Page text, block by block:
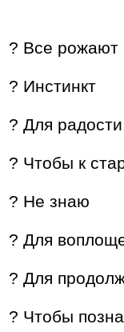
? Все рожают
? Инстинкт
? Для
? Чтобы к
? Не знаю
? Для
? Для
? Чтобы